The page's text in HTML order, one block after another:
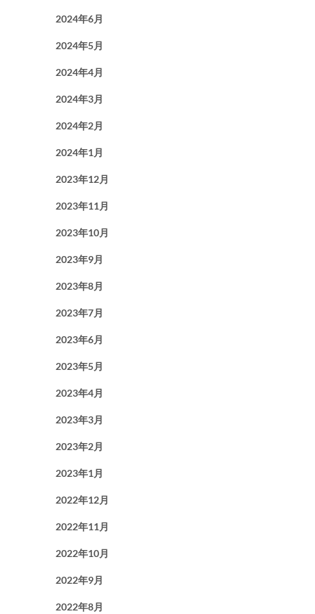
2024年6月
2024年5月
2024年4月
2024年3月
2024年2月
2024年1月
2023年12月
2023年11月
2023年10月
2023年9月
2023年8月
2023年7月
2023年6月
2023年5月
2023年4月
2023年3月
2023年2月
2023年1月
2022年12月
2022年11月
2022年10月
2022年9月
2022年8月